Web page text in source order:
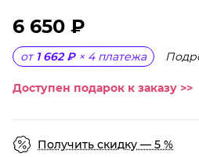
6 650 ₽
от 1 662 ₽ × 4 платежа
Доступен подарок к заказу >>
Получить скидку — 5 %